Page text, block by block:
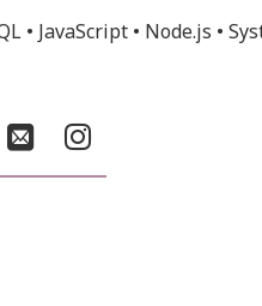
• JavaScript • Node.js •
EmailInstagram